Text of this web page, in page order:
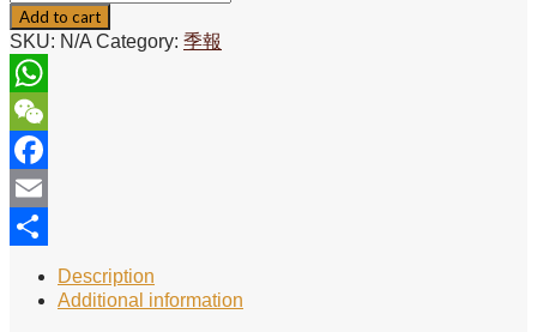
究
季
報》
印
刷
版
（亞
洲
區：
包
括
Add to cart
SKU: N/A Category: 季報
WhatsApp
WeChat
Facebook
Email
Share
Description
Additional information